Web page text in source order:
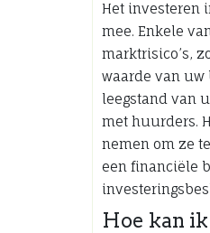
Het investeren
mee. Enkele
marktrisico’s,
waarde van uw
leegstand van
met huurders.
nemen om ze
een financiële
Hoe kan